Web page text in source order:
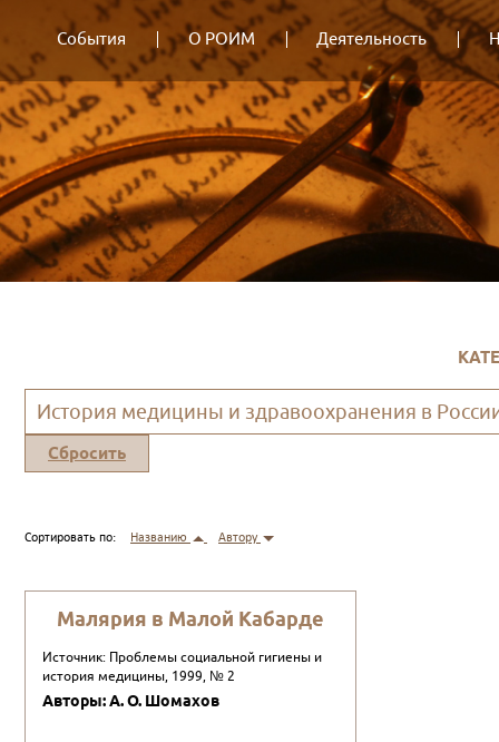
События О РОИМ Деятельность
История медицины и здравоохранения в
Сбросить
Сортировать по: Названию Автору
Малярия в Малой Кабарде
Источник: Проблемы социальной гигиены и
история медицины, 1999, № 2
Авторы: А. О. Шомахов